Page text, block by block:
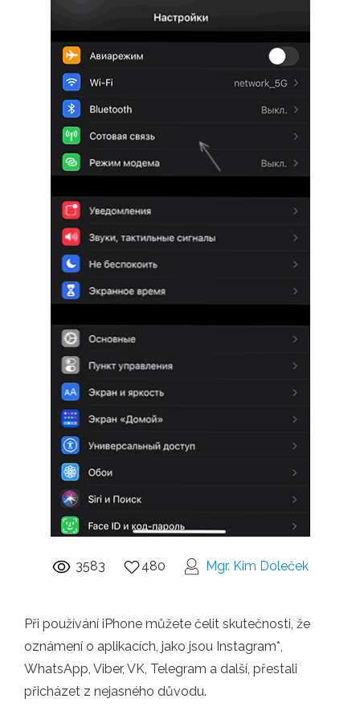
3583 480 Mgr. Kim Doleček
Při používání iPhone můžete čelit skutečnosti, že
oznámení o aplikacích, jako jsou Instagram*,
WhatsApp, Viber, VK, Telegram a další, přestali
přicházet z nejasného důvodu.